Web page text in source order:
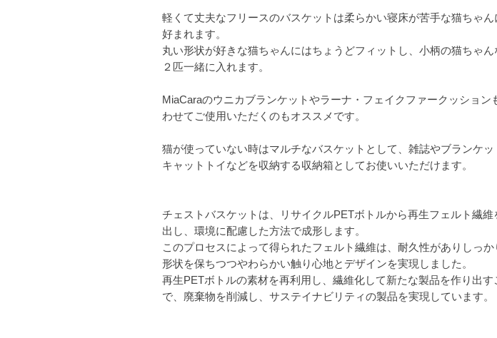
軽くて丈夫なフリースのバスケットは柔らかい寝床が苦手な猫ちゃん
好まれます。
丸い形状が好きな猫ちゃんにはちょうどフィットし、小柄の猫ちゃん
２匹一緒に入れます。
MiaCaraのウニカブランケットやラーナ・フェイクファークッション
わせてご使用いただくのもオススメです。
猫が使っていない時はマルチなバスケットとして、雑誌やブランケッ
キャットトイなどを収納する収納箱としてお使いいただけます。
チェストバスケットは、リサイクルPETボトルから再生フェルト繊維
出し、環境に配慮した方法で成形します。
このプロセスによって得られたフェルト繊維は、耐久性がありしっか
形状を保ちつつやわらかい触り心地とデザインを実現しました。
再生PETボトルの素材を再利用し、繊維化して新たな製品を作り出す
で、廃棄物を削減し、サステイナビリティの製品を実現しています。